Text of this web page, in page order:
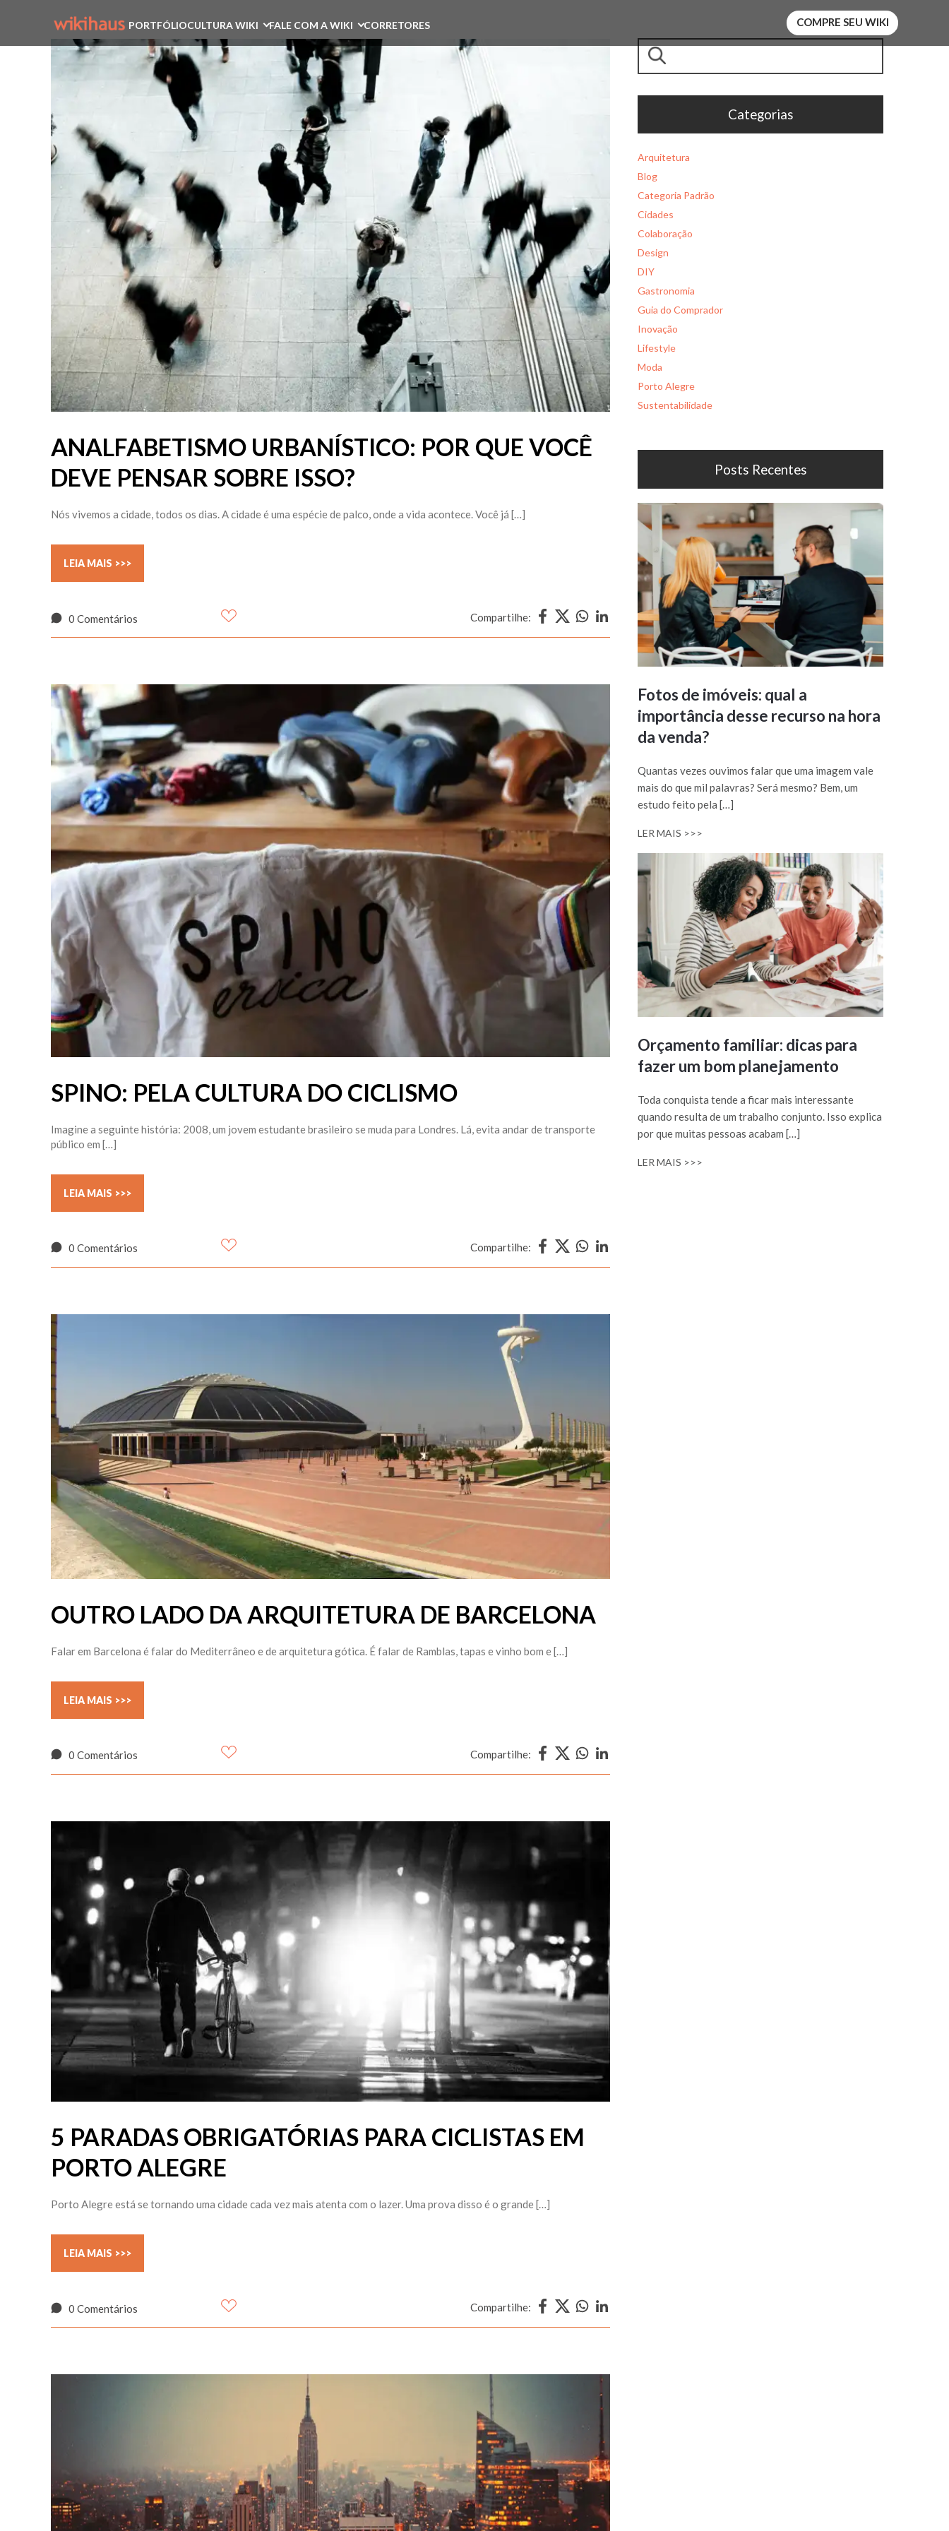
PORTFÓLIOCULTURA WIKI FALE COM A WIKI CORRETORES COMPRE SEU WIKI
ANALFABETISMO URBANÍSTICO: POR QUE VOCÊ
DEVE PENSAR SOBRE ISSO?
Nós vivemos a cidade, todos os dias. A cidade é uma espécie de palco, onde a vida acontece. Você já […]
LEIA MAIS >>>
0 Comentários Compartilhe:
SPINO: PELA CULTURA DO CICLISMO
Imagine a seguinte história: 2008, um jovem estudante brasileiro se muda para Londres. Lá, evita andar de transporte
público em […]
LEIA MAIS >>>
0 Comentários Compartilhe:
OUTRO LADO DA ARQUITETURA DE BARCELONA
Falar em Barcelona é falar do Mediterrâneo e de arquitetura gótica. É falar de Ramblas, tapas e vinho bom e […]
LEIA MAIS >>>
0 Comentários Compartilhe:
5 PARADAS OBRIGATÓRIAS PARA CICLISTAS EM
PORTO ALEGRE
Porto Alegre está se tornando uma cidade cada vez mais atenta com o lazer. Uma prova disso é o grande […]
LEIA MAIS >>>
0 Comentários Compartilhe:
Pesquisar
Categorias
Arquitetura
Blog
Categoria Padrão
Cidades
Colaboração
Design
DIY
Gastronomia
Guia do Comprador
Inovação
Lifestyle
Moda
Porto Alegre
Sustentabilidade
Posts Recentes
Fotos de imóveis: qual a
importância desse recurso na hora
da venda?
Quantas vezes ouvimos falar que uma imagem vale
mais do que mil palavras? Será mesmo? Bem, um
estudo feito pela […]
LER MAIS >>>
Orçamento familiar: dicas para
fazer um bom planejamento
Toda conquista tende a ficar mais interessante
quando resulta de um trabalho conjunto. Isso explica
por que muitas pessoas acabam […]
LER MAIS >>>